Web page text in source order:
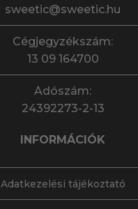
sweetic@sweetic.hu
Cégjegyzékszám:
13 09 164700
Adószám:
24392273-2-13
INFORMÁCIÓK
Adatkezelési tájékoztató